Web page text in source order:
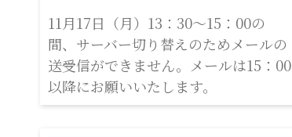
11月17日（月）13：30～15：00の
間、サーバー切り替えのためメールの
送受信ができません。メールは15：00
以降にお願いいたします。